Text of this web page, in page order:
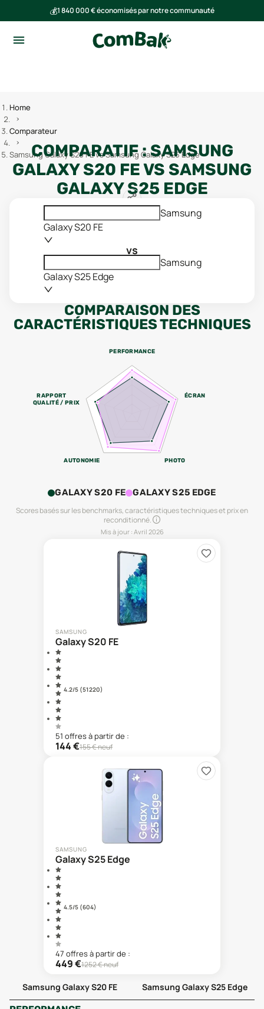
💰1 840 000 € économisés par notre communauté
Home
Comparateur
Samsung Galaxy S20 FE vs Samsung Galaxy S25 Edge
COMPARATIF :SAMSUNG
GALAXY S20 FEVS SAMSUNG
GALAXY S25 EDGE
Samsung
Galaxy S20 FE
vs
Samsung
Galaxy S25 Edge
COMPARAISON DES
CARACTÉRISTIQUES TECHNIQUES
PERFORMANCE
ÉCRAN
PHOTO
AUTONOMIE
RAPPORT
QUALITÉ / PRIX
GALAXY S20 FE GALAXY S25 EDGE
Scores basés sur les benchmarks, caractéristiques techniques et prix en
reconditionné.
Mis à jour : Avril 2026
SAMSUNG
Galaxy S20 FE
4.2/5 (51 220)
51 offresà partir de :
144€155€ neuf
SAMSUNG
Galaxy S25 Edge
4.5/5 (604)
47 offresà partir de :
449€1252€ neuf
Samsung Galaxy S20 FE
Samsung Galaxy S25 Edge